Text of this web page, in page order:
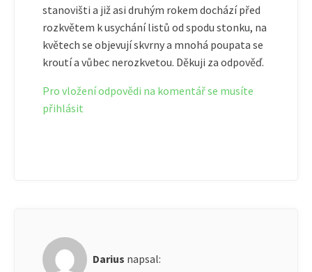
stanovišti a již asi druhým rokem dochází před
rozkvětem k usychání listů od spodu stonku, na
květech se objevují skvrny a mnohá poupata se
kroutí a vůbec nerozkvetou. Děkuji za odpověď.
Pro vložení odpovědi na komentář se musíte
přihlásit
Darius napsal: